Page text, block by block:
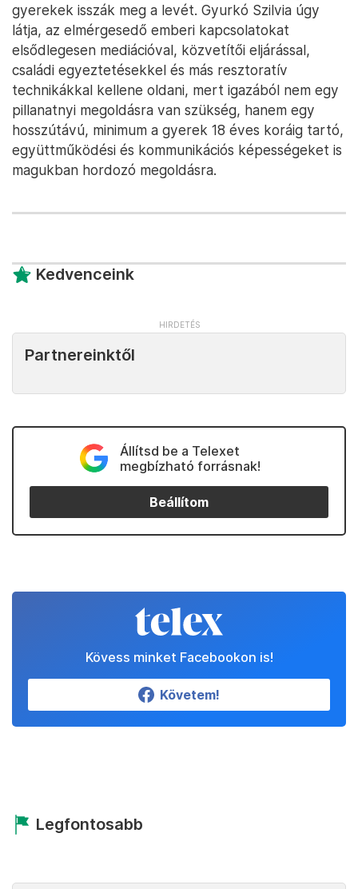
gyerekek isszák meg a levét. Gyurkó Szilvia úgy
látja, az elmérgesedő emberi kapcsolatokat
elsődlegesen mediációval, közvetítői eljárással,
családi egyeztetésekkel és más resztoratív
technikákkal kellene oldani, mert igazából nem egy
pillanatnyi megoldásra van szükség, hanem egy
hosszútávú, minimum a gyerek 18 éves koráig tartó,
együttműködési és kommunikációs képességeket is
magukban hordozó megoldásra.
Kedvenceink
Partnereinktől
Állítsd be a Telexet
megbízható forrásnak!
Beállítom
Kövess minket Facebookon is!
Követem!
Legfontosabb